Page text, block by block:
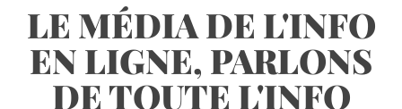
LE MÉDIA DE L'INFO
EN LIGNE, PARLONS
DE TOUTE L'INFO